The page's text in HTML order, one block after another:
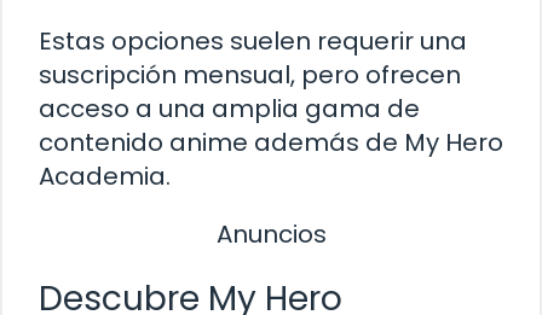
Estas opciones suelen requerir una
suscripción mensual, pero ofrecen
acceso a una amplia gama de
contenido anime además de My Hero
Academia.
Anuncios
Descubre My Hero